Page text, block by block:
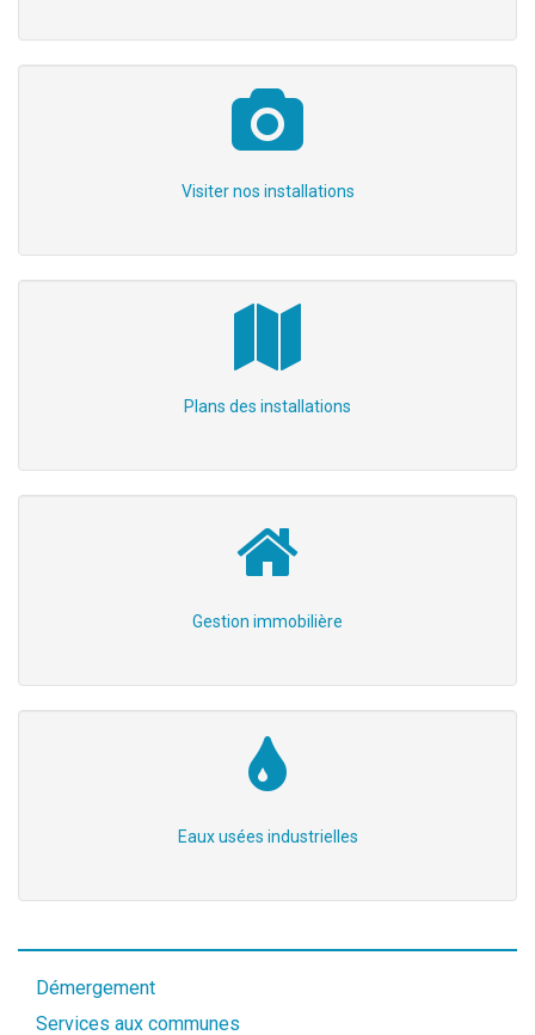
Visiter nos installations
Plans des installations
Gestion immobilière
Eaux usées industrielles
Démergement
Services aux communes